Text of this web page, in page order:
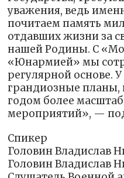
уважения, ведь
почитаем память
отдавших жизни за
нашей Родины. С
«Юнармией» мы
регулярной основе.
грандиозные планы,
годом более
мероприятий», —
Спикер
Головин Владислав
Головин Владислав